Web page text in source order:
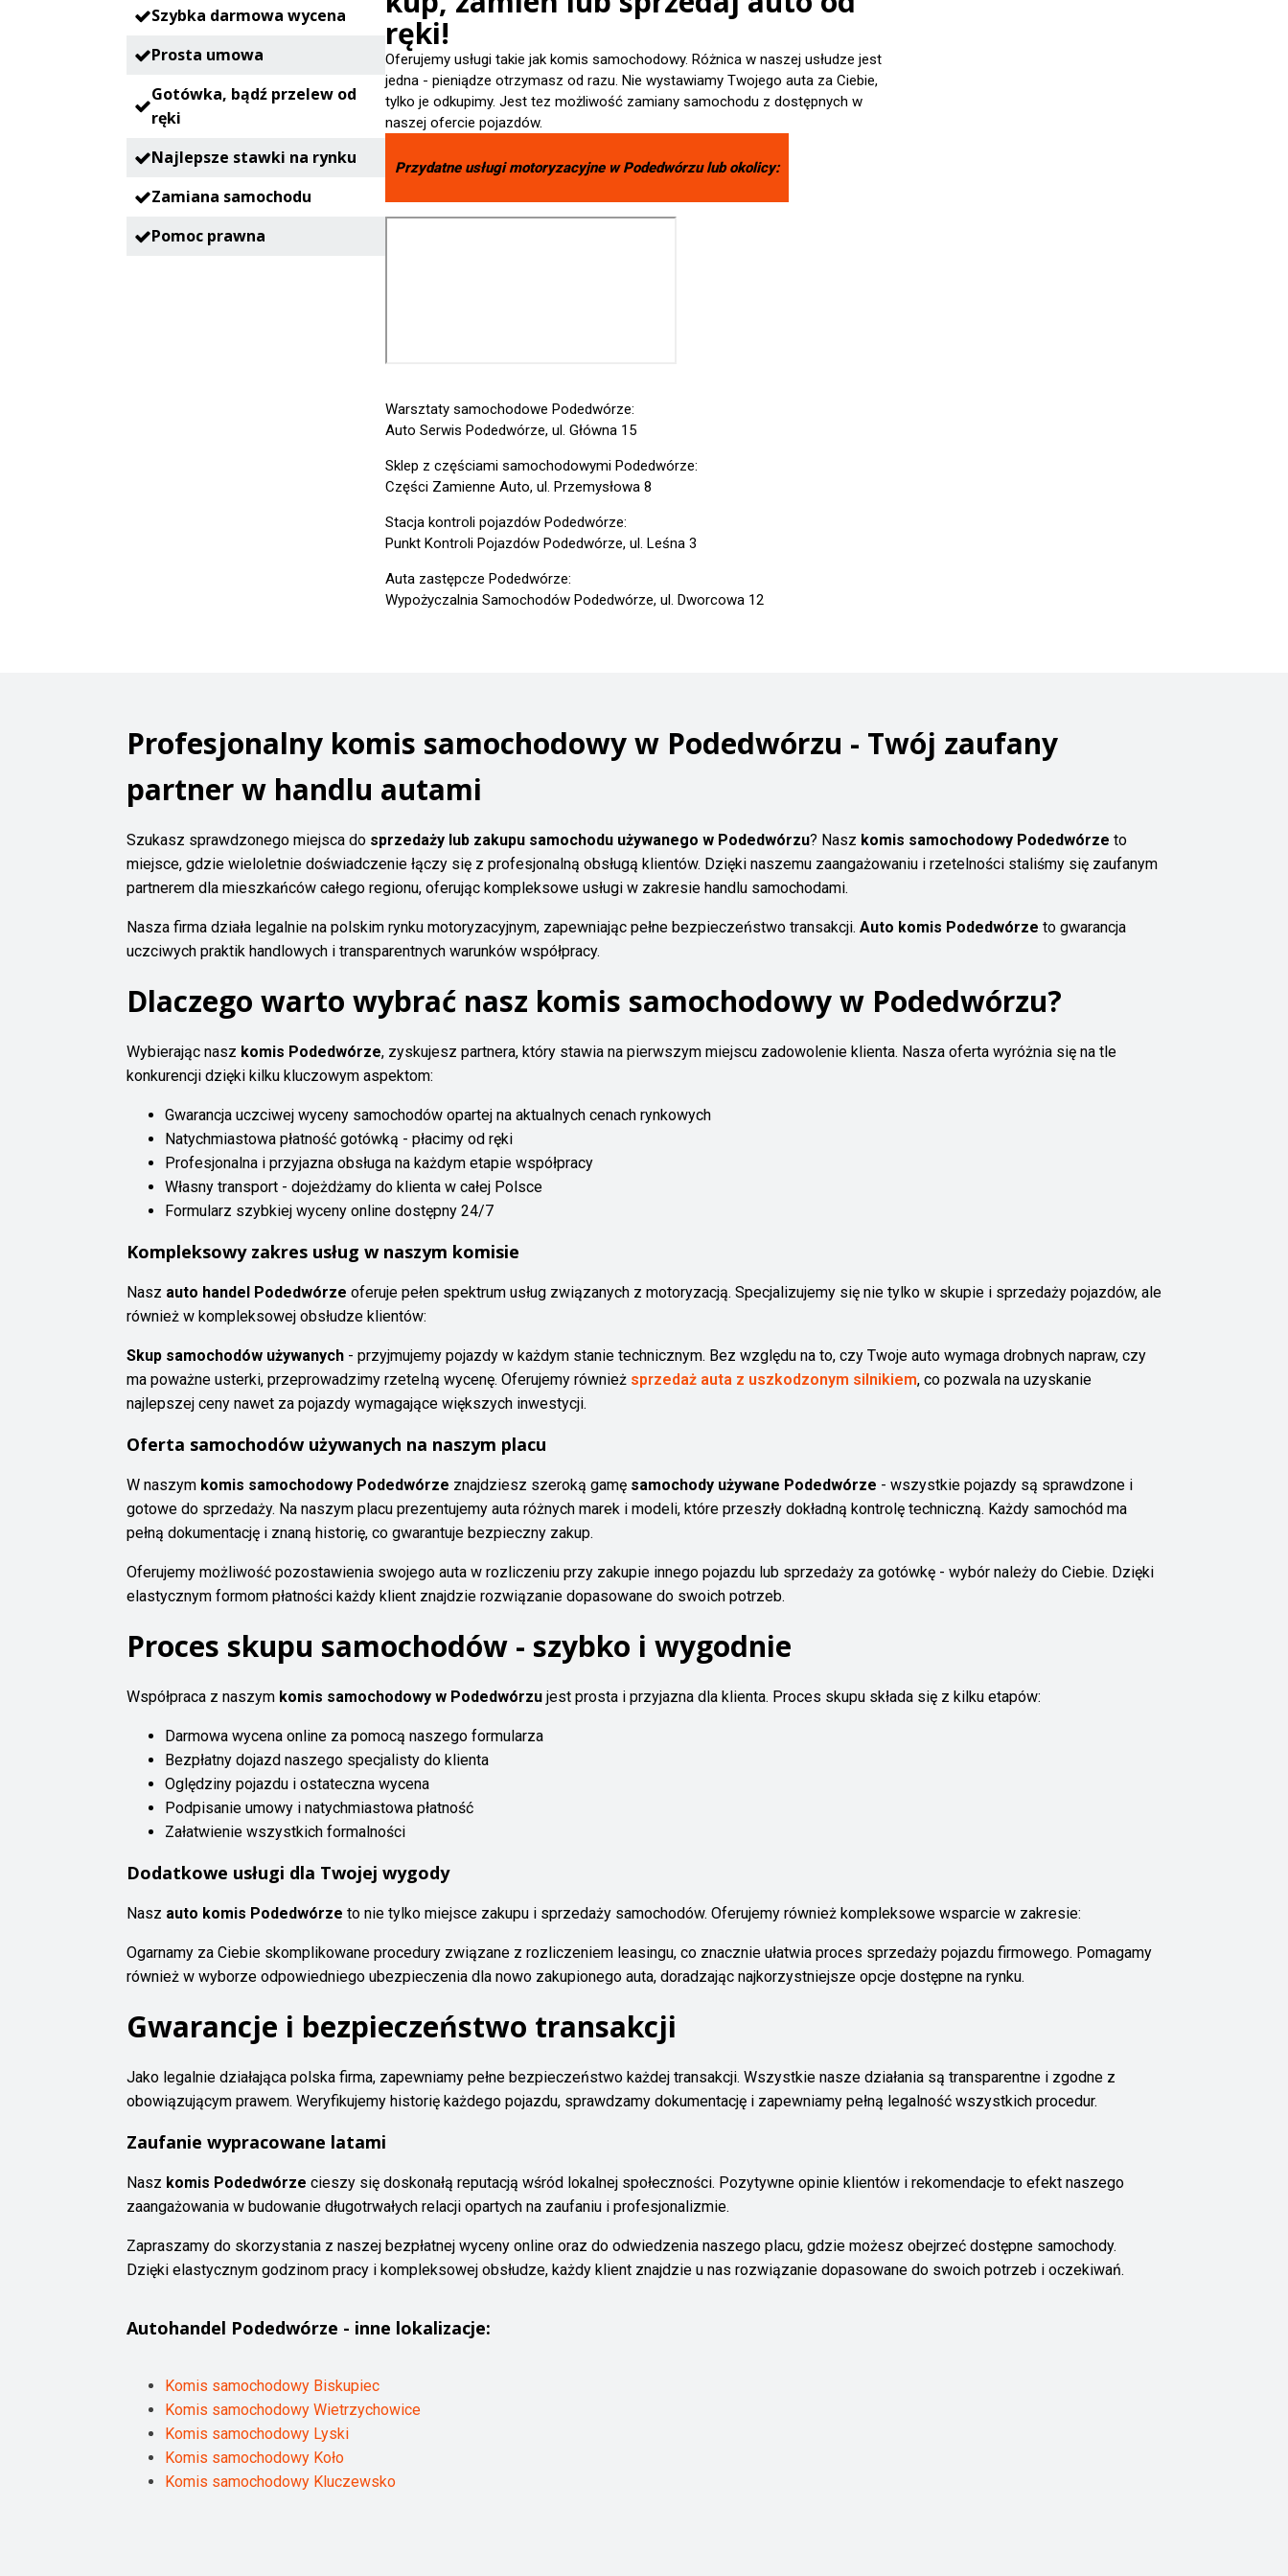
Szybka darmowa wycena
Prosta umowa
Gotówka, bądź przelew od
ręki
Najlepsze stawki na rynku
Zamiana samochodu
Pomoc prawna
ręki!
Oferujemy usługi takie jak komis samochodowy. Różnica w naszej usłudze jest
jedna - pieniądze otrzymasz od razu. Nie wystawiamy Twojego auta za Ciebie,
tylko je odkupimy. Jest tez możliwość zamiany samochodu z dostępnych w
naszej ofercie pojazdów.
Przydatne usługi motoryzacyjne wPodedwórzulub okolicy:
Warsztaty samochodowe Podedwórze:
Auto Serwis Podedwórze, ul. Główna 15
Sklep z częściami samochodowymi Podedwórze:
Części Zamienne Auto, ul. Przemysłowa 8
Stacja kontroli pojazdów Podedwórze:
Punkt Kontroli Pojazdów Podedwórze, ul. Leśna 3
Auta zastępcze Podedwórze:
Wypożyczalnia Samochodów Podedwórze, ul. Dworcowa 12
Profesjonalny komis samochodowy w Podedwórzu - Twój zaufany
partner w handlu autami
Szukasz sprawdzonego miejsca do sprzedaży lub zakupu samochodu używanego w Podedwórzu? Nasz komis samochodowy Podedwórze to
miejsce, gdzie wieloletnie doświadczenie łączy się z profesjonalną obsługą klientów. Dzięki naszemu zaangażowaniu i rzetelności staliśmy się zaufanym
partnerem dla mieszkańców całego regionu, oferując kompleksowe usługi w zakresie handlu samochodami.
Nasza firma działa legalnie na polskim rynku motoryzacyjnym, zapewniając pełne bezpieczeństwo transakcji. Auto komis Podedwórze to gwarancja
uczciwych praktik handlowych i transparentnych warunków współpracy.
Dlaczego warto wybrać nasz komis samochodowy w Podedwórzu?
Wybierając nasz komis Podedwórze, zyskujesz partnera, który stawia na pierwszym miejscu zadowolenie klienta. Nasza oferta wyróżnia się na tle
konkurencji dzięki kilku kluczowym aspektom:
Gwarancja uczciwej wyceny samochodów opartej na aktualnych cenach rynkowych
Natychmiastowa płatność gotówką - płacimy od ręki
Profesjonalna i przyjazna obsługa na każdym etapie współpracy
Własny transport - dojeżdżamy do klienta w całej Polsce
Formularz szybkiej wyceny online dostępny 24/7
Kompleksowy zakres usług w naszym komisie
Nasz auto handel Podedwórze oferuje pełen spektrum usług związanych z motoryzacją. Specjalizujemy się nie tylko w skupie i sprzedaży pojazdów, ale
również w kompleksowej obsłudze klientów:
Skup samochodów używanych - przyjmujemy pojazdy w każdym stanie technicznym. Bez względu na to, czy Twoje auto wymaga drobnych napraw, czy
ma poważne usterki, przeprowadzimy rzetelną wycenę. Oferujemy również sprzedaż auta z uszkodzonym silnikiem, co pozwala na uzyskanie
najlepszej ceny nawet za pojazdy wymagające większych inwestycji.
Oferta samochodów używanych na naszym placu
W naszym komis samochodowy Podedwórze znajdziesz szeroką gamę samochody używane Podedwórze - wszystkie pojazdy są sprawdzone i
gotowe do sprzedaży. Na naszym placu prezentujemy auta różnych marek i modeli, które przeszły dokładną kontrolę techniczną. Każdy samochód ma
pełną dokumentację i znaną historię, co gwarantuje bezpieczny zakup.
Oferujemy możliwość pozostawienia swojego auta w rozliczeniu przy zakupie innego pojazdu lub sprzedaży za gotówkę - wybór należy do Ciebie. Dzięki
elastycznym formom płatności każdy klient znajdzie rozwiązanie dopasowane do swoich potrzeb.
Proces skupu samochodów - szybko i wygodnie
Współpraca z naszym komis samochodowy w Podedwórzu jest prosta i przyjazna dla klienta. Proces skupu składa się z kilku etapów:
Darmowa wycena online za pomocą naszego formularza
Bezpłatny dojazd naszego specjalisty do klienta
Oględziny pojazdu i ostateczna wycena
Podpisanie umowy i natychmiastowa płatność
Załatwienie wszystkich formalności
Dodatkowe usługi dla Twojej wygody
Nasz auto komis Podedwórze to nie tylko miejsce zakupu i sprzedaży samochodów. Oferujemy również kompleksowe wsparcie w zakresie:
Ogarnamy za Ciebie skomplikowane procedury związane z rozliczeniem leasingu, co znacznie ułatwia proces sprzedaży pojazdu firmowego. Pomagamy
również w wyborze odpowiedniego ubezpieczenia dla nowo zakupionego auta, doradzając najkorzystniejsze opcje dostępne na rynku.
Gwarancje i bezpieczeństwo transakcji
Jako legalnie działająca polska firma, zapewniamy pełne bezpieczeństwo każdej transakcji. Wszystkie nasze działania są transparentne i zgodne z
obowiązującym prawem. Weryfikujemy historię każdego pojazdu, sprawdzamy dokumentację i zapewniamy pełną legalność wszystkich procedur.
Zaufanie wypracowane latami
Nasz komis Podedwórze cieszy się doskonałą reputacją wśród lokalnej społeczności. Pozytywne opinie klientów i rekomendacje to efekt naszego
zaangażowania w budowanie długotrwałych relacji opartych na zaufaniu i profesjonalizmie.
Zapraszamy do skorzystania z naszej bezpłatnej wyceny online oraz do odwiedzenia naszego placu, gdzie możesz obejrzeć dostępne samochody.
Dzięki elastycznym godzinom pracy i kompleksowej obsłudze, każdy klient znajdzie u nas rozwiązanie dopasowane do swoich potrzeb i oczekiwań.
Autohandel Podedwórze - inne lokalizacje:
Komis samochodowy Biskupiec
Komis samochodowy Wietrzychowice
Komis samochodowy Lyski
Komis samochodowy Koło
Komis samochodowy Kluczewsko